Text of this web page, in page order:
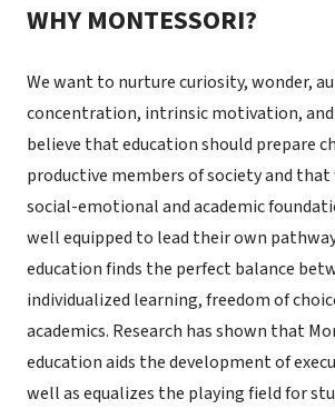
WHY MONTESSORI?
We want to nurture curiosity, wonder,
concentration, intrinsic motivation, and
believe that education should prepare
productive members of society and
social-emotional and academic
well equipped to lead their own
education finds the perfect balance
individualized learning, freedom of
academics. Research has shown that
education aids the development of
well as equalizes the playing field for